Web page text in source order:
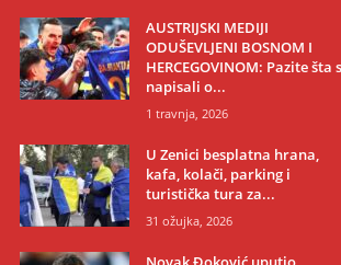
AUSTRIJSKI MEDIJI
ODUŠEVLJENI BOSNOM I
HERCEGOVINOM: Pazite šta
napisali o...
1 travnja, 2026
U Zenici besplatna hrana,
kafa, kolači, parking i
turistička tura za...
31 ožujka, 2026